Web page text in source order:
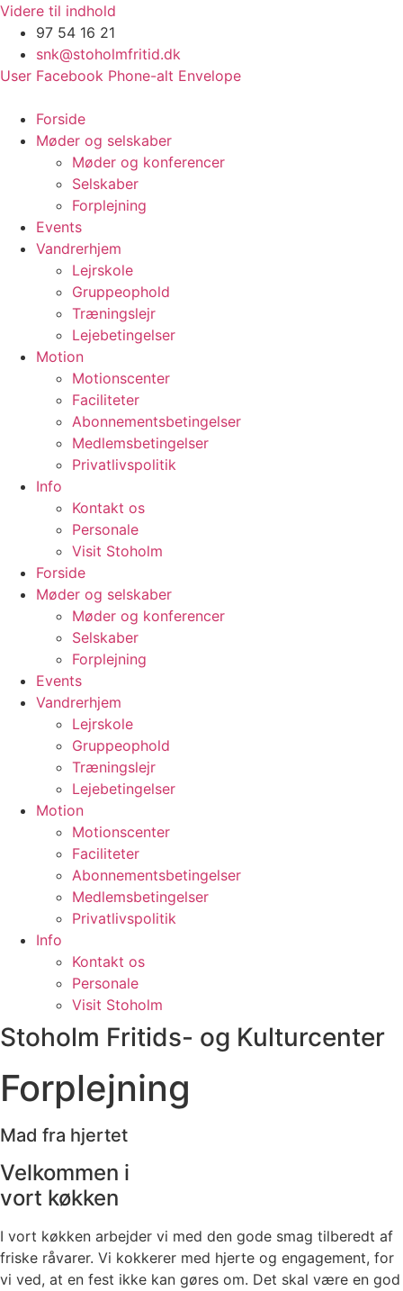
Videre til indhold
97 54 16 21
snk@stoholmfritid.dk
User Facebook Phone-alt Envelope
Forside
Møder og selskaber
Møder og konferencer
Selskaber
Forplejning
Events
Vandrerhjem
Lejrskole
Gruppeophold
Træningslejr
Lejebetingelser
Motion
Motionscenter
Faciliteter
Abonnementsbetingelser
Medlemsbetingelser
Privatlivspolitik
Info
Kontakt os
Personale
Visit Stoholm
Forside
Møder og selskaber
Møder og konferencer
Selskaber
Forplejning
Events
Vandrerhjem
Lejrskole
Gruppeophold
Træningslejr
Lejebetingelser
Motion
Motionscenter
Faciliteter
Abonnementsbetingelser
Medlemsbetingelser
Privatlivspolitik
Info
Kontakt os
Personale
Visit Stoholm
Stoholm Fritids- og Kulturcenter
Forplejning
Mad fra hjertet
Velkommen i
vort køkken
I vort køkken arbejder vi med den gode smag tilberedt af
friske råvarer. Vi kokkerer med hjerte og engagement, for
vi ved, at en fest ikke kan gøres om. Det skal være en god